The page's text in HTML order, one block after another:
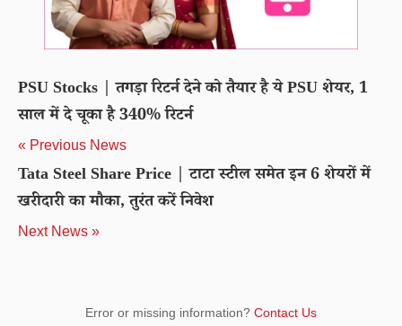
PSU Stocks | तगड़ा रिटर्न देने को तैयार है ये PSU शेयर, 1
साल में दे चूका है 340% रिटर्न
« Previous News
Tata Steel Share Price | टाटा स्टील समेत इन 6 शेयरों में
खरीदारी का मौका, तुरंत करें निवेश
Next News »
Error or missing information? Contact Us